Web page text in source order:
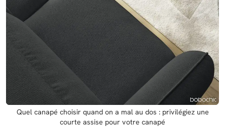
Quel canapé choisir quand on a mal au dos : privilégiez une
courte assise pour votre canapé